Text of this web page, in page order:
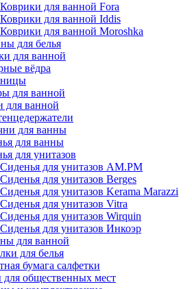
Коврики для ванной Fora
Коврики для ванной Iddis
Коврики для ванной Moroshka
для белья
для ванной
вёдра
для ванной
для ванной
для ванны
для ванны
для унитазов
Сиденья для унитазов AM.PM
Сиденья для унитазов Berges
Сиденья для унитазов Kerama Marazzi
Сиденья для унитазов Vitra
Сиденья для унитазов Wirquin
Сиденья для унитазов Инкоэр
для ванной
для белья
бумага салфетки
для общественных мест